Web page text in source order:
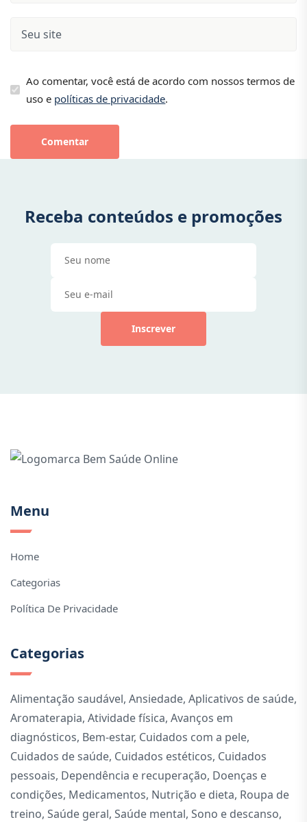
Ao comentar, você está de acordo com nossos termos de
uso e políticas de privacidade.
Comentar
Receba conteúdos e promoções
Inscrever
Menu
Home
Categorias
Política De Privacidade
Categorias
Alimentação saudável, Ansiedade, Aplicativos de saúde,
Aromaterapia, Atividade física, Avanços em
diagnósticos, Bem-estar, Cuidados com a pele,
Cuidados de saúde, Cuidados estéticos, Cuidados
pessoais, Dependência e recuperação, Doenças e
condições, Medicamentos, Nutrição e dieta, Roupa de
treino, Saúde geral, Saúde mental, Sono e descanso,